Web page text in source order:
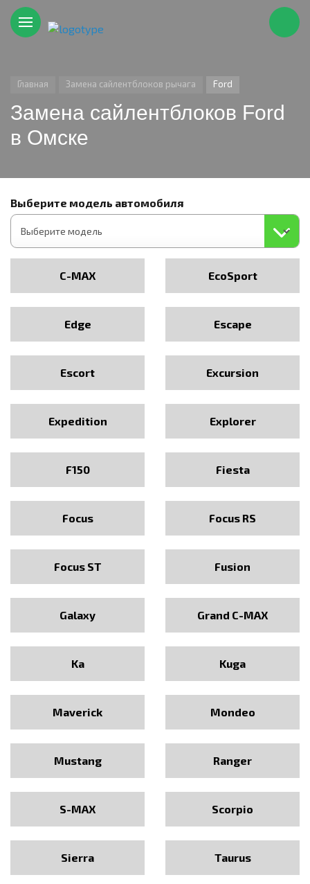
Главная Замена сайлентблоков рычага Ford
Замена сайлентблоков Ford
в Омске
Выберите модель автомобиля
C-MAX EcoSport
Edge Escape
Escort Excursion
Expedition Explorer
F150 Fiesta
Focus Focus RS
Focus ST Fusion
Galaxy Grand C-MAX
Ka Kuga
Maverick Mondeo
Mustang Ranger
S-MAX Scorpio
Sierra Taurus